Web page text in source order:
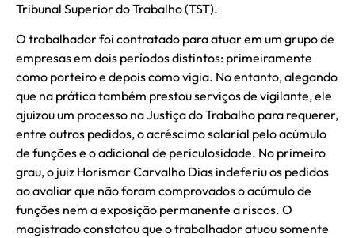
Tribunal Superior do Trabalho (TST).
O trabalhador foi contratado para atuar em um grupo de
empresas em dois períodos distintos: primeiramente
como porteiro e depois como vigia. No entanto, alegando
que na prática também prestou serviços de vigilante, ele
ajuizou um processo na Justiça do Trabalho para requerer,
entre outros pedidos, o acréscimo salarial pelo acúmulo
de funções e o adicional de periculosidade. No primeiro
grau, o juiz Horismar Carvalho Dias indeferiu os pedidos
ao avaliar que não foram comprovados o acúmulo de
funções nem a exposição permanente a riscos. O
magistrado constatou que o trabalhador atuou somente